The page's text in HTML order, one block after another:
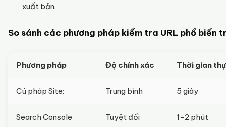
xuất bản.
So sánh các phương pháp kiểm tra URL phổ biến
Phương pháp Độ chính xác Thời gian
Cú pháp Site: Trung bình 5 giây
Search Console Tuyệt đối 1-2 phút